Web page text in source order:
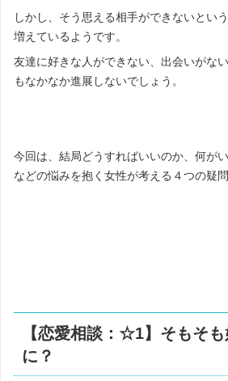
しかし、そう思える相手ができないとい
増えているようです。
友達に好きな人ができない、出会いがな
もなかなか進展しないでしょう。
今回は、結局どうすればいいのか、何が
などの悩みを抱く女性が考える４つの疑
【恋愛相談：☆1】そもそ
に？